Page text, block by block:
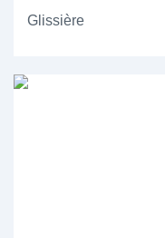
Glissière